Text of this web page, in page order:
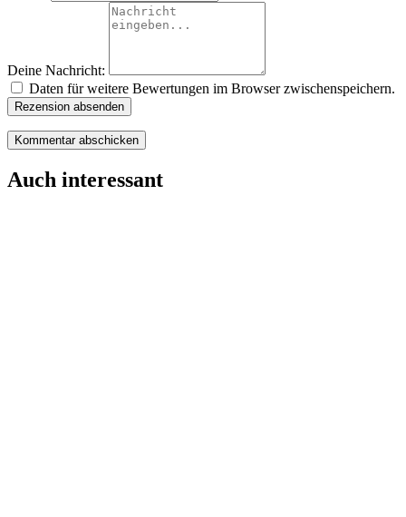
Deine Nachricht:
Daten für weitere Bewertungen im Browser zwischenspeichern.
Rezension absenden
Auch interessant